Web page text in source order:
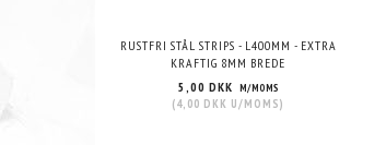
RUSTFRI STÅL STRIPS - L400MM - EXTRA
KRAFTIG 8MM BREDE
5,00 DKK M/MOMS
(4,00 DKK U/MOMS)